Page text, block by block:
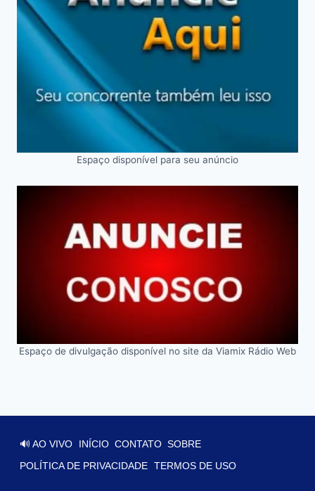
Espaço disponível para seu anúncio
Espaço de divulgação disponível no site da Viamix Rádio Web
🔊 AO VIVO INÍCIO CONTATO SOBRE
POLÍTICA DE PRIVACIDADE TERMOS DE USO